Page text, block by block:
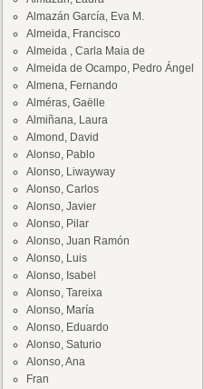
Almazán García, Eva M.
Almeida, Francisco
Almeida , Carla Maia de
Almeida de Ocampo, Pedro Ángel
Almena, Fernando
Alméras, Gaëlle
Almiñana, Laura
Almond, David
Alonso, Pablo
Alonso, Liwayway
Alonso, Carlos
Alonso, Javier
Alonso, Pilar
Alonso, Juan Ramón
Alonso, Luis
Alonso, Isabel
Alonso, Tareixa
Alonso, María
Alonso, Eduardo
Alonso, Saturio
Alonso, Ana
Fran